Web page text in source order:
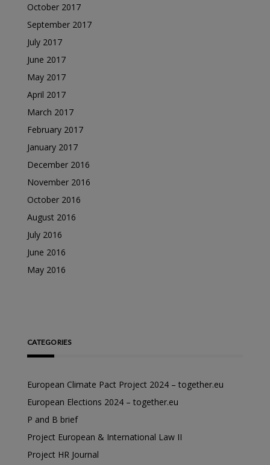
October 2017
September 2017
July 2017
June 2017
May 2017
April 2017
March 2017
February 2017
January 2017
December 2016
November 2016
October 2016
August 2016
July 2016
June 2016
May 2016
CATEGORIES
European Climate Pact Project 2024 – together.eu
European Elections 2024 – together.eu
P and B brief
Project European & International Law II
Project HR Journal